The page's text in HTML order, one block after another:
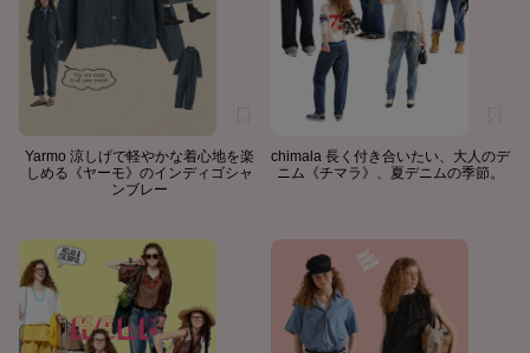
Yarmo 涼しげで軽やかな着心地を楽
しめる《ヤーモ》のインディゴシャ
ンブレー
chimala 長く付き合いたい、大人のデ
ニム《チマラ》、夏デニムの季節。